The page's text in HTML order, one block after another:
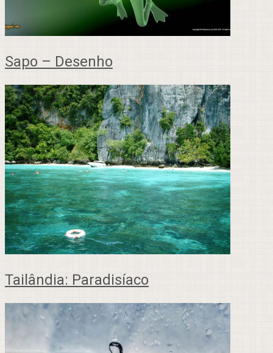
Sapo – Desenho
Tailândia: Paradisíaco